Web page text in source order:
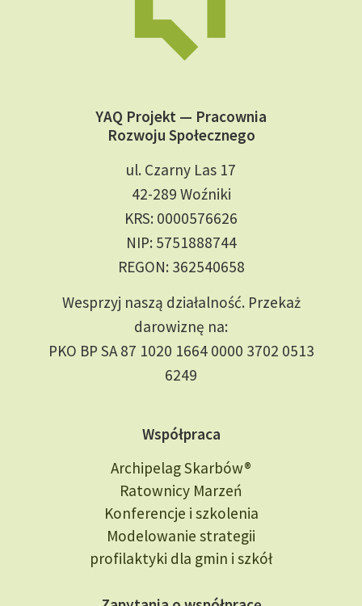
YAQ Projekt — Pracownia
Rozwoju Społecznego
ul. Czarny Las 17
42-289 Woźniki
KRS: 0000576626
NIP: 5751888744
REGON: 362540658
Wesprzyj naszą działalność. Przekaż
darowiznę na:
PKO BP SA 87 1020 1664 0000 3702 0513
6249
Współpraca
Archipelag Skarbów®
Ratownicy Marzeń
Konferencje i szkolenia
Modelowanie strategii
profilaktyki dla gmin i szkół